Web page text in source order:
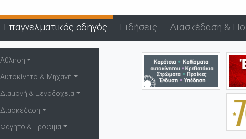
Επαγγελματικός οδηγός Ειδήσεις Διασκέδαση &
Άθληση
Αυτοκίνητο & Μηχανή
Διαμονή & Ξενοδοχεία
Διασκέδαση
Φαγητό & Τρόφιμα